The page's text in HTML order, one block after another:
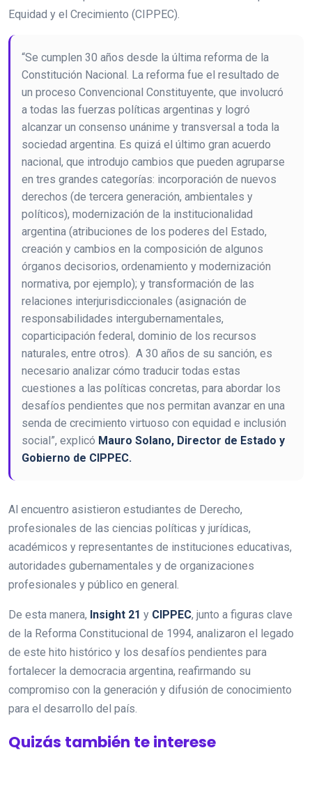
Equidad y el Crecimiento (CIPPEC).
“Se cumplen 30 años desde la última reforma de la
Constitución Nacional. La reforma fue el resultado de
un proceso Convencional Constituyente, que involucró
a todas las fuerzas políticas argentinas y logró
alcanzar un consenso unánime y transversal a toda la
sociedad argentina. Es quizá el último gran acuerdo
nacional, que introdujo cambios que pueden agruparse
en tres grandes categorías: incorporación de nuevos
derechos (de tercera generación, ambientales y
políticos), modernización de la institucionalidad
argentina (atribuciones de los poderes del Estado,
creación y cambios en la composición de algunos
órganos decisorios, ordenamiento y modernización
normativa, por ejemplo); y transformación de las
relaciones interjurisdiccionales (asignación de
responsabilidades intergubernamentales,
coparticipación federal, dominio de los recursos
naturales, entre otros). A 30 años de su sanción, es
necesario analizar cómo traducir todas estas
cuestiones a las políticas concretas, para abordar los
desafíos pendientes que nos permitan avanzar en una
senda de crecimiento virtuoso con equidad e inclusión
social”, explicó Mauro Solano, Director de Estado y
Gobierno de CIPPEC.
Al encuentro asistieron estudiantes de Derecho,
profesionales de las ciencias políticas y jurídicas,
académicos y representantes de instituciones educativas,
autoridades gubernamentales y de organizaciones
profesionales y público en general.
De esta manera, Insight 21 y CIPPEC, junto a figuras clave
de la Reforma Constitucional de 1994, analizaron el legado
de este hito histórico y los desafíos pendientes para
fortalecer la democracia argentina, reafirmando su
compromiso con la generación y difusión de conocimiento
para el desarrollo del país.
Quizás también te interese